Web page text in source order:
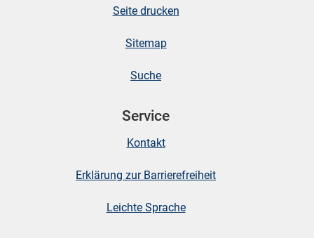
Seite drucken
Sitemap
Suche
Service
Kontakt
Erklärung zur Barrierefreiheit
Leichte Sprache